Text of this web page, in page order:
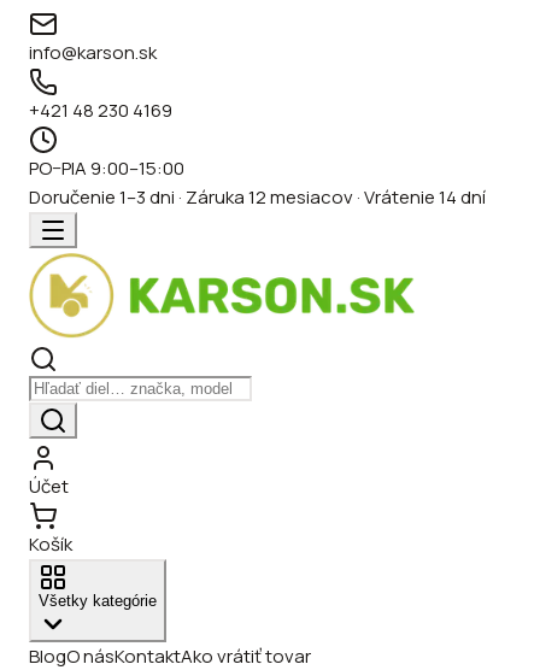
info@karson.sk
+421 48 230 4169
PO–PIA 9:00–15:00
Doručenie 1–3 dni · Záruka 12 mesiacov · Vrátenie 14 dní
Účet
Košík
Všetky kategórie
BlogO násKontaktAko vrátiť tovar